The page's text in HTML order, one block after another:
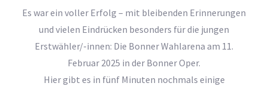
Es war ein voller Erfolg – mit bleibenden Erinnerungen
und vielen Eindrücken besonders für die jungen
Erstwähler/-innen: Die Bonner Wahlarena am 11.
Februar 2025 in der Bonner Oper.
Hier gibt es in fünf Minuten nochmals einige